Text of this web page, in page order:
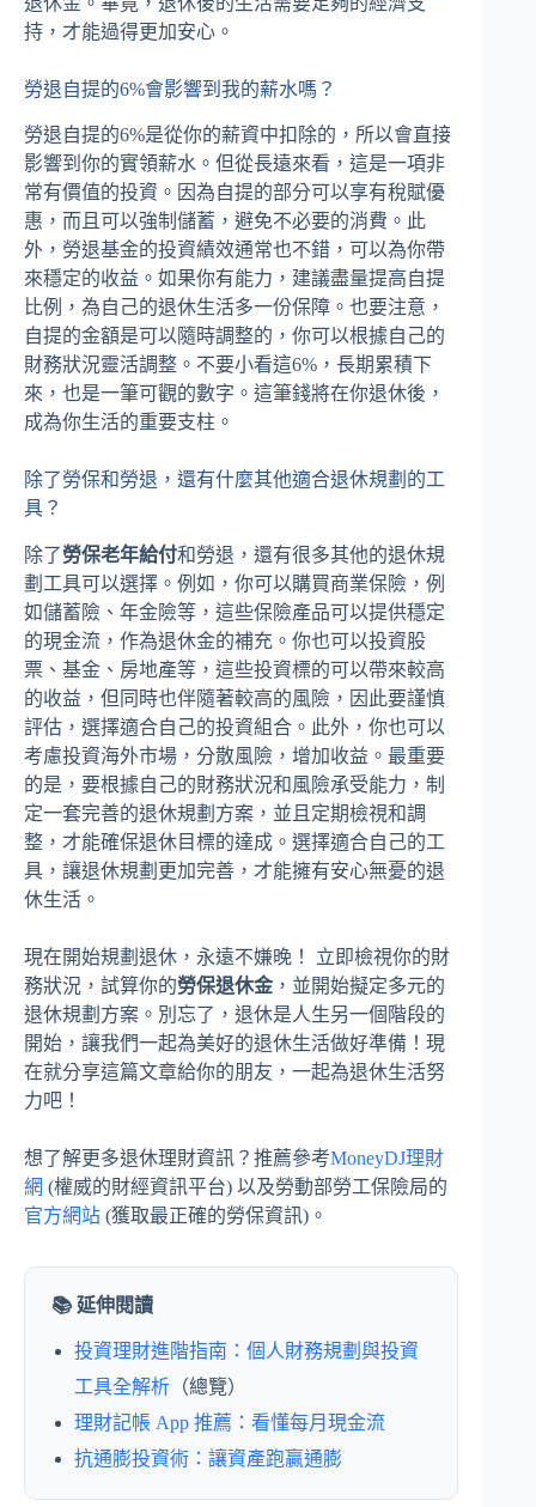
持，才能過得更加安心。
勞退自提的6%會影響到我的薪水嗎？
勞退自提的6%是從你的薪資中扣除的，所以會直接
影響到你的實領薪水。但從長遠來看，這是一項非
常有價值的投資。因為自提的部分可以享有稅賦優
惠，而且可以強制儲蓄，避免不必要的消費。此
外，勞退基金的投資績效通常也不錯，可以為你帶
來穩定的收益。如果你有能力，建議盡量提高自提
比例，為自己的退休生活多一份保障。也要注意，
自提的金額是可以隨時調整的，你可以根據自己的
財務狀況靈活調整。不要小看這6%，長期累積下
來，也是一筆可觀的數字。這筆錢將在你退休後，
成為你生活的重要支柱。
除了勞保和勞退，還有什麼其他適合退休規劃的工
具？
除了勞保老年給付和勞退，還有很多其他的退休規
劃工具可以選擇。例如，你可以購買商業保險，例
如儲蓄險、年金險等，這些保險產品可以提供穩定
的現金流，作為退休金的補充。你也可以投資股
票、基金、房地產等，這些投資標的可以帶來較高
的收益，但同時也伴隨著較高的風險，因此要謹慎
評估，選擇適合自己的投資組合。此外，你也可以
考慮投資海外市場，分散風險，增加收益。最重要
的是，要根據自己的財務狀況和風險承受能力，制
定一套完善的退休規劃方案，並且定期檢視和調
整，才能確保退休目標的達成。選擇適合自己的工
具，讓退休規劃更加完善，才能擁有安心無憂的退
休生活。
現在開始規劃退休，永遠不嫌晚！ 立即檢視你的財
務狀況，試算你的勞保退休金 ，並開始擬定多元的
退休規劃方案。別忘了，退休是人生另一個階段的
開始，讓我們一起為美好的退休生活做好準備！現
在就分享這篇文章給你的朋友，一起為退休生活努
力吧！
想了解更多退休理財資訊？推薦參考MoneyDJ理財
網 (權威的財經資訊平台) 以及勞動部勞工保險局的
官方網站 (獲取最正確的勞保資訊)。
📚 延伸閱讀
投資理財進階指南：個人財務規劃與投資
工具全解析 （總覽）
理財記帳 App 推薦：看懂每月現金流
抗通膨投資術：讓資產跑贏通膨